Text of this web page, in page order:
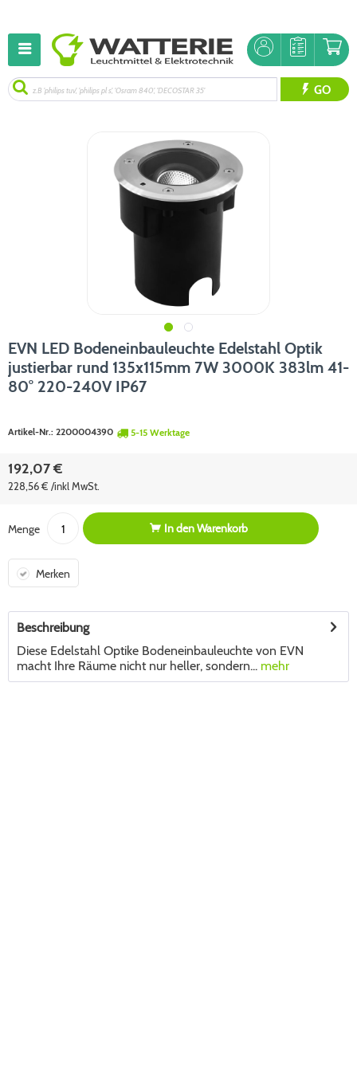
GO
EVN LED Bodeneinbauleuchte Edelstahl Optik
justierbar rund 135x115mm 7W 3000K 383lm 41-
80° 220-240V IP67
Artikel-Nr.: 2200004390 5-15 Werktage
192,07 €
228,56 € /inkl MwSt.
Menge In denWarenkorb
Merken
Beschreibung
Diese Edelstahl Optike Bodeneinbauleuchte von EVN
macht Ihre Räume nicht nur heller, sondern... mehr